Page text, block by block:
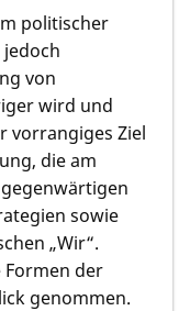
politischer
von
wird und
vorrangiges Ziel
die am
sowie
„Wir“.
der
genommen.